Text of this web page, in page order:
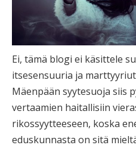
Ei, tämä blogi ei käsittele
itsesensuuria ja
Mäenpään syytesuoja siis
vertaamien haitallisiin
rikossyytteeseen, koska
eduskunnasta on sitä